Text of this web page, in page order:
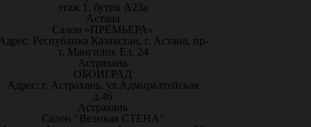
этаж 1, бутик А23а
Астана
Салон «ПРЕМЬЕРА»
Республика Казахстан, г. Астана, пр-
т. Мангилик Ел, 24
Астрахань
ОБОИГРАД
Адрес: г. Астрахань, ул.Адмиралтейская
д.46
Астрахань
Салон "Великая СТЕНА"